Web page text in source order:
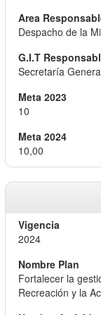
Despacho de la
Secretaría
10
10,00
2024
Fortalecer la
Recreación y la